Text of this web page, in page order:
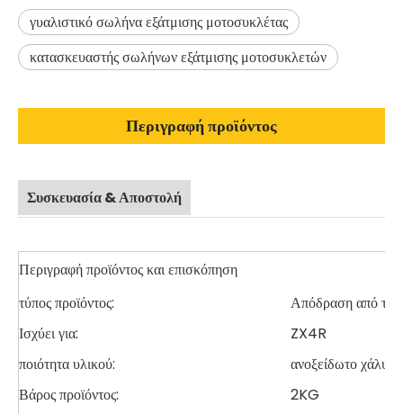
γυαλιστικό σωλήνα εξάτμισης μοτοσυκλέτας
κατασκευαστής σωλήνων εξάτμισης μοτοσυκλετών
Περιγραφή προϊόντος
Συσκευασία & Αποστολή
Περιγραφή προϊόντος και επισκόπηση
τύπος προϊόντος:
Απόδραση από το
Ισχύει για:
ZX4R
ποιότητα υλικού:
ανοξείδωτο χάλυβα
Βάρος προϊόντος:
2KG